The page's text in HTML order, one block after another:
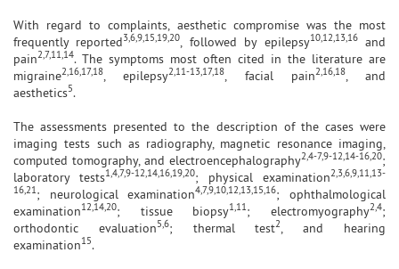
With regard to complaints, aesthetic compromise was the most
frequently reported3,6,9,15,19,20, followed by epilepsy10,12,13,16and
pain2,7,11,14. The symptoms most often cited in the literature are
migraine2,16,17,18, epilepsy2,11-13,17,18, facial pain2,16,18, and
aesthetics5.
The assessments presented to the description of the cases were
imaging tests such as radiography, magnetic resonance imaging,
computed tomography, and electroencephalography2,4-7,9-12,14-16,20;
laboratory tests1,4,7,9-12,14,16,19,20; physical examination2,3,6,9,11,13-
16,21; neurological examination4,7,9,10,12,13,15,16; ophthalmological
examination12,14,20; tissue biopsy1,11; electromyography2,4;
orthodontic evaluation5,6; thermal test2, and hearing
examination15.